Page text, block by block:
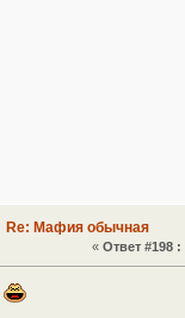
Re: Мафия обычная
«Ответ #198 :